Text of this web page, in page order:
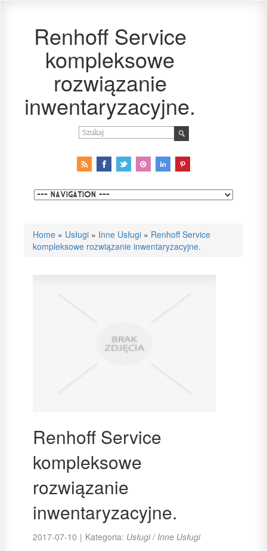
Renhoff Service
kompleksowe
rozwiązanie
inwentaryzacyjne.
Home » Usługi » Inne Usługi » Renhoff Service
kompleksowe rozwiązanie inwentaryzacyjne.
Renhoff Service
kompleksowe
rozwiązanie
inwentaryzacyjne.
2017-07-10 | Kategoria: Usługi / Inne Usługi